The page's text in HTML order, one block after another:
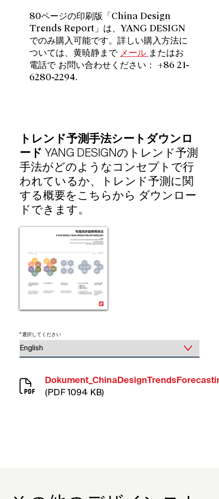
80ページの印刷版「China Design
Trends Report」は、YANG DESIGN
でのみ購入可能です。詳しい購入方法に
ついては、黄暁静まで メール またはお
電話で お問い合わせください： +86 21-
6280-2294.
トレンド予測手法シートダウンロ
ード YANG DESIGNのトレンド予測
手法がどのようなコンセプトで行
われているか、トレンド予測に関
する概要をこちらから ダウンロー
ドできます。
* 選択してください
(PDF 1094 KB)